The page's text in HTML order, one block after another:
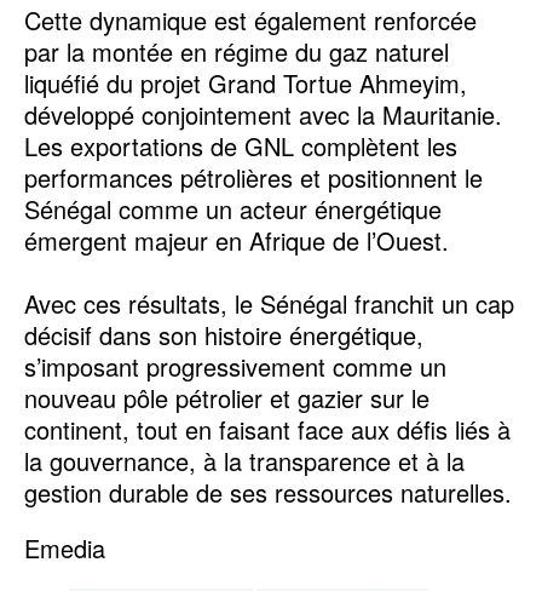
Cette dynamique est également renforcée
par la montée en régime du gaz naturel
liquéfié du projet Grand Tortue Ahmeyim,
développé conjointement avec la Mauritanie.
Les exportations de GNL complètent les
performances pétrolières et positionnent le
Sénégal comme un acteur énergétique
émergent majeur en Afrique de l’Ouest.
Avec ces résultats, le Sénégal franchit un cap
décisif dans son histoire énergétique,
s’imposant progressivement comme un
nouveau pôle pétrolier et gazier sur le
continent, tout en faisant face aux défis liés à
la gouvernance, à la transparence et à la
gestion durable de ses ressources naturelles.
Emedia